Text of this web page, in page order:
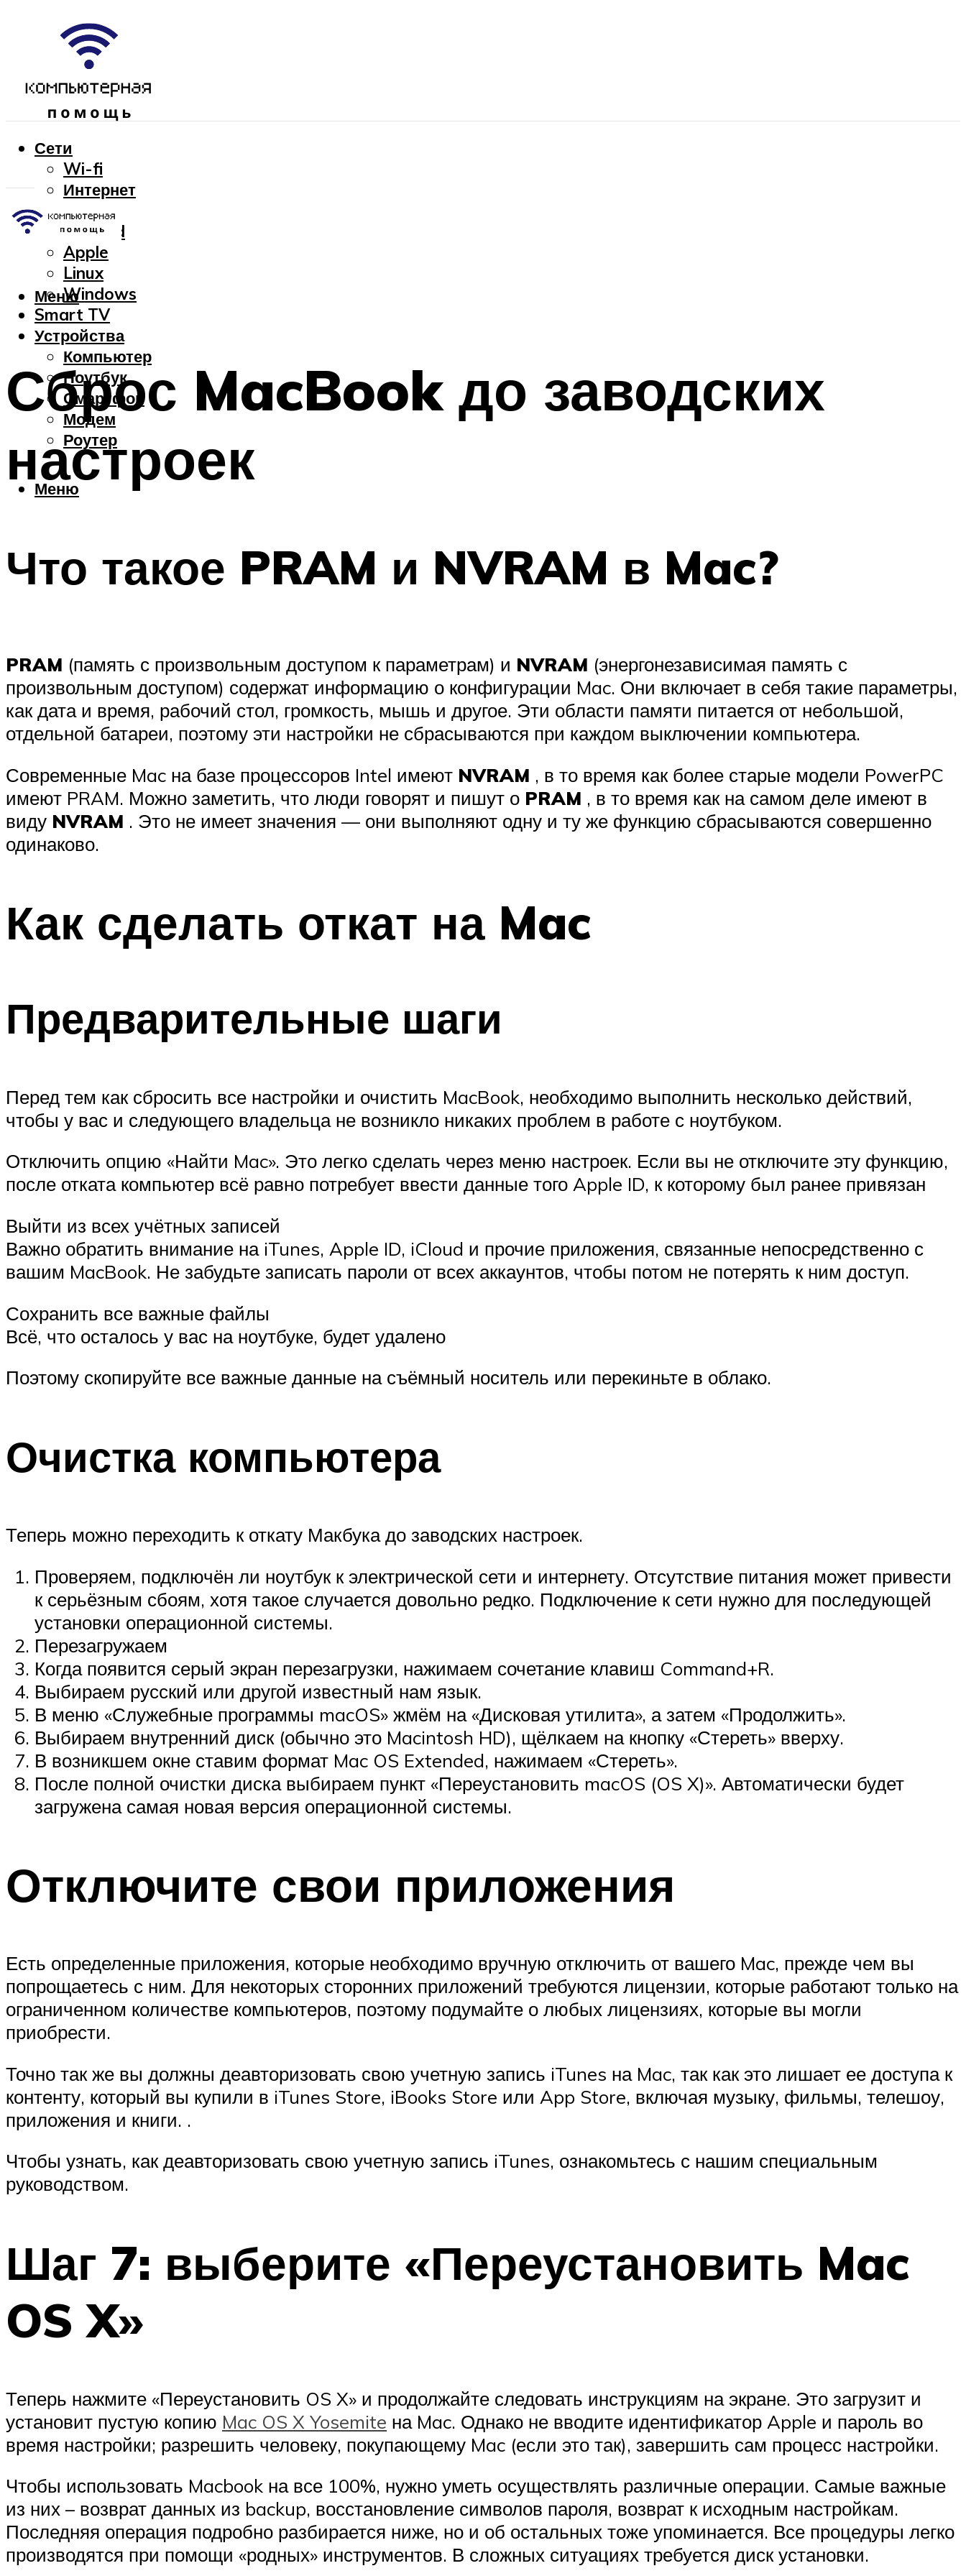
Сети
Wi-fi
Интернет
OC
Android
Apple
Linux
Windows
Smart TV
Устройства
Компьютер
Ноутбук
Смартфон
Модем
Роутер
Меню
Меню
Сброс MacBook до заводских
настроек
Что такое PRAM и NVRAM в Mac?
PRAM (память с произвольным доступом к параметрам) и NVRAM (энергонезависимая память с
произвольным доступом) содержат информацию о конфигурации Mac. Они включает в себя такие параметры,
как дата и время, рабочий стол, громкость, мышь и другое. Эти области памяти питается от небольшой,
отдельной батареи, поэтому эти настройки не сбрасываются при каждом выключении компьютера.
Современные Mac на базе процессоров Intel имеют NVRAM , в то время как более старые модели PowerPC
имеют PRAM. Можно заметить, что люди говорят и пишут о PRAM , в то время как на самом деле имеют в
виду NVRAM . Это не имеет значения — они выполняют одну и ту же функцию сбрасываются совершенно
одинаково.
Как сделать откат на Mac
Предварительные шаги
Перед тем как сбросить все настройки и очистить MacBook, необходимо выполнить несколько действий,
чтобы у вас и следующего владельца не возникло никаких проблем в работе с ноутбуком.
Отключить опцию «Найти Mac». Это легко сделать через меню настроек. Если вы не отключите эту функцию,
после отката компьютер всё равно потребует ввести данные того Apple ID, к которому был ранее привязан
Выйти из всех учётных записей
Важно обратить внимание на iTunes, Apple ID, iCloud и прочие приложения, связанные непосредственно с
вашим MacBook. Не забудьте записать пароли от всех аккаунтов, чтобы потом не потерять к ним доступ.
Сохранить все важные файлы
Всё, что осталось у вас на ноутбуке, будет удалено
Поэтому скопируйте все важные данные на съёмный носитель или перекиньте в облако.
Очистка компьютера
Теперь можно переходить к откату Макбука до заводских настроек.
Проверяем, подключён ли ноутбук к электрической сети и интернету. Отсутствие питания может привести
к серьёзным сбоям, хотя такое случается довольно редко. Подключение к сети нужно для последующей
установки операционной системы.
Перезагружаем
Когда появится серый экран перезагрузки, нажимаем сочетание клавиш Command+R.
Выбираем русский или другой известный нам язык.
В меню «Служебные программы macOS» жмём на «Дисковая утилита», а затем «Продолжить».
Выбираем внутренний диск (обычно это Macintosh HD), щёлкаем на кнопку «Стереть» вверху.
В возникшем окне ставим формат Mac OS Extended, нажимаем «Стереть».
После полной очистки диска выбираем пункт «Переустановить macOS (OS X)». Автоматически будет
загружена самая новая версия операционной системы.
Отключите свои приложения
Есть определенные приложения, которые необходимо вручную отключить от вашего Mac, прежде чем вы
попрощаетесь с ним. Для некоторых сторонних приложений требуются лицензии, которые работают только на
ограниченном количестве компьютеров, поэтому подумайте о любых лицензиях, которые вы могли
приобрести.
Точно так же вы должны деавторизовать свою учетную запись iTunes на Mac, так как это лишает ее доступа к
контенту, который вы купили в iTunes Store, iBooks Store или App Store, включая музыку, фильмы, телешоу,
приложения и книги. .
Чтобы узнать, как деавторизовать свою учетную запись iTunes, ознакомьтесь с нашим специальным
руководством.
Шаг 7: выберите «Переустановить Mac
OS X»
Теперь нажмите «Переустановить OS X» и продолжайте следовать инструкциям на экране. Это загрузит и
установит пустую копию Mac OS X Yosemite на Mac. Однако не вводите идентификатор Apple и пароль во
время настройки; разрешить человеку, покупающему Mac (если это так), завершить сам процесс настройки.
Чтобы использовать Macbook на все 100%, нужно уметь осуществлять различные операции. Самые важные
из них – возврат данных из backup, восстановление символов пароля, возврат к исходным настройкам.
Последняя операция подробно разбирается ниже, но и об остальных тоже упоминается. Все процедуры легко
производятся при помощи «родных» инструментов. В сложных ситуациях требуется диск установки.